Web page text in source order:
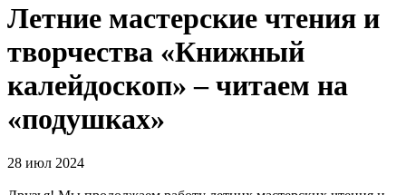
Летние мастерские чтения и
творчества «Книжный
калейдоскоп» – читаем на
«подушках»
28 июл 2024